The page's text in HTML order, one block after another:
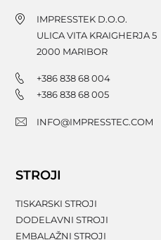
IMPRESSTEK D.O.O.
ULICA VITA KRAIGHERJA 5
2000 MARIBOR
+386 838 68 004
+386 838 68 005
INFO@IMPRESSTEC.COM
STROJI
TISKARSKI STROJI
DODELAVNI STROJI
EMBALAŽNI STROJI